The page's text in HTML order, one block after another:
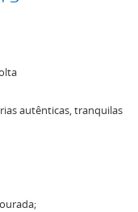
autênticas, tranquilas